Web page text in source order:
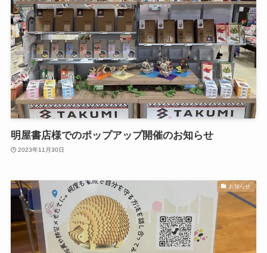
明屋書店様でのポップアップ開催のお知らせ
2023年11月30日
お知らせ